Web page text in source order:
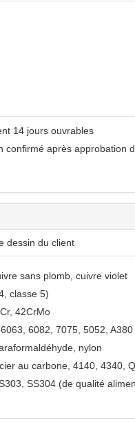
14 jours ouvrables
confirmé après approbation
dessin du client
sans plomb, cuivre violet
classe 5)
42CrMo
6082, 7075, 5052, A380
nylon
au carbone, 4140, 4340,
SS304 (de qualité